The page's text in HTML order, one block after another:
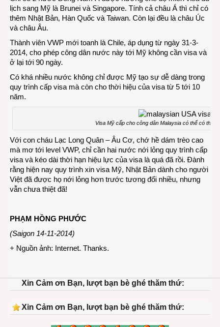
lịch sang Mỹ là Brunei và Singapore. Tính cả châu Á thì chỉ có
thêm Nhật Bản, Hàn Quốc và Taiwan. Còn lại đều là châu Úc
và châu Âu.
Thành viên VWP mới toanh là Chile, áp dụng từ ngày 31-3-
2014, cho phép công dân nước này tới Mỹ không cần visa và
ở lại tới 90 ngày.
Có khá nhiều nước không chỉ được Mỹ tạo sự dễ dàng trong
quy trình cấp visa mà còn cho thời hiệu của visa từ 5 tới 10
năm.
Visa Mỹ cấp cho công dân Malaysia có thể có thời
Với con cháu Lạc Long Quân – Âu Cơ, chớ hề dám trèo cao
mà mơ tới level VWP, chỉ cần hai nước nới lỏng quy trình cấp
visa và kéo dài thời hạn hiệu lực của visa là quá đã rồi. Đành
rằng hiện nay quy trình xin visa Mỹ, Nhật Bản dành cho người
Việt đã được họ nới lỏng hơn trước tương đối nhiều, nhưng
vẫn chưa thiệt đã!
PHẠM HỒNG PHƯỚC
(Saigon 14-11-2014)
+ Nguồn ảnh: Internet. Thanks.
Xin Cảm ơn Bạn, lượt bạn bè ghé thăm thứ:
Xin Cảm ơn Bạn, lượt bạn bè ghé thăm thứ: